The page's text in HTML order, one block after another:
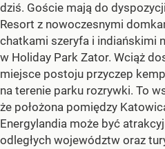
dziś. Goście mają do
Resort z nowoczesnymi
chatkami szeryfa i indiańskimi
w Holiday Park Zator. Wciąż
miejsce postoju przyczep
na terenie parku rozrywki. To
że położona pomiędzy
Energylandia może być
odległych województw oraz